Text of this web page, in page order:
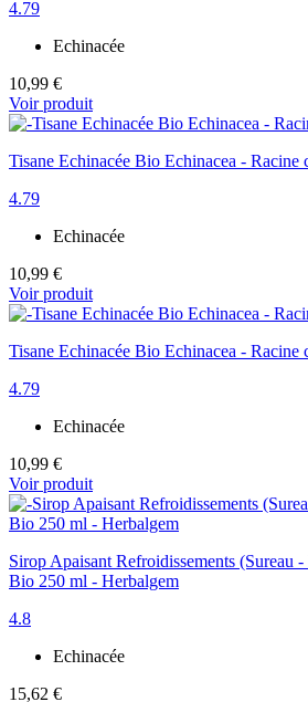
4.79
Echinacée
10,99 €
Voir produit
Tisane Echinacée Bio Echinacea - Racine
4.79
Echinacée
10,99 €
Voir produit
Tisane Echinacée Bio Echinacea - Racine
4.79
Echinacée
10,99 €
Voir produit
Sirop Apaisant Refroidissements (Sureau
Bio 250 ml - Herbalgem
4.8
Echinacée
15,62 €